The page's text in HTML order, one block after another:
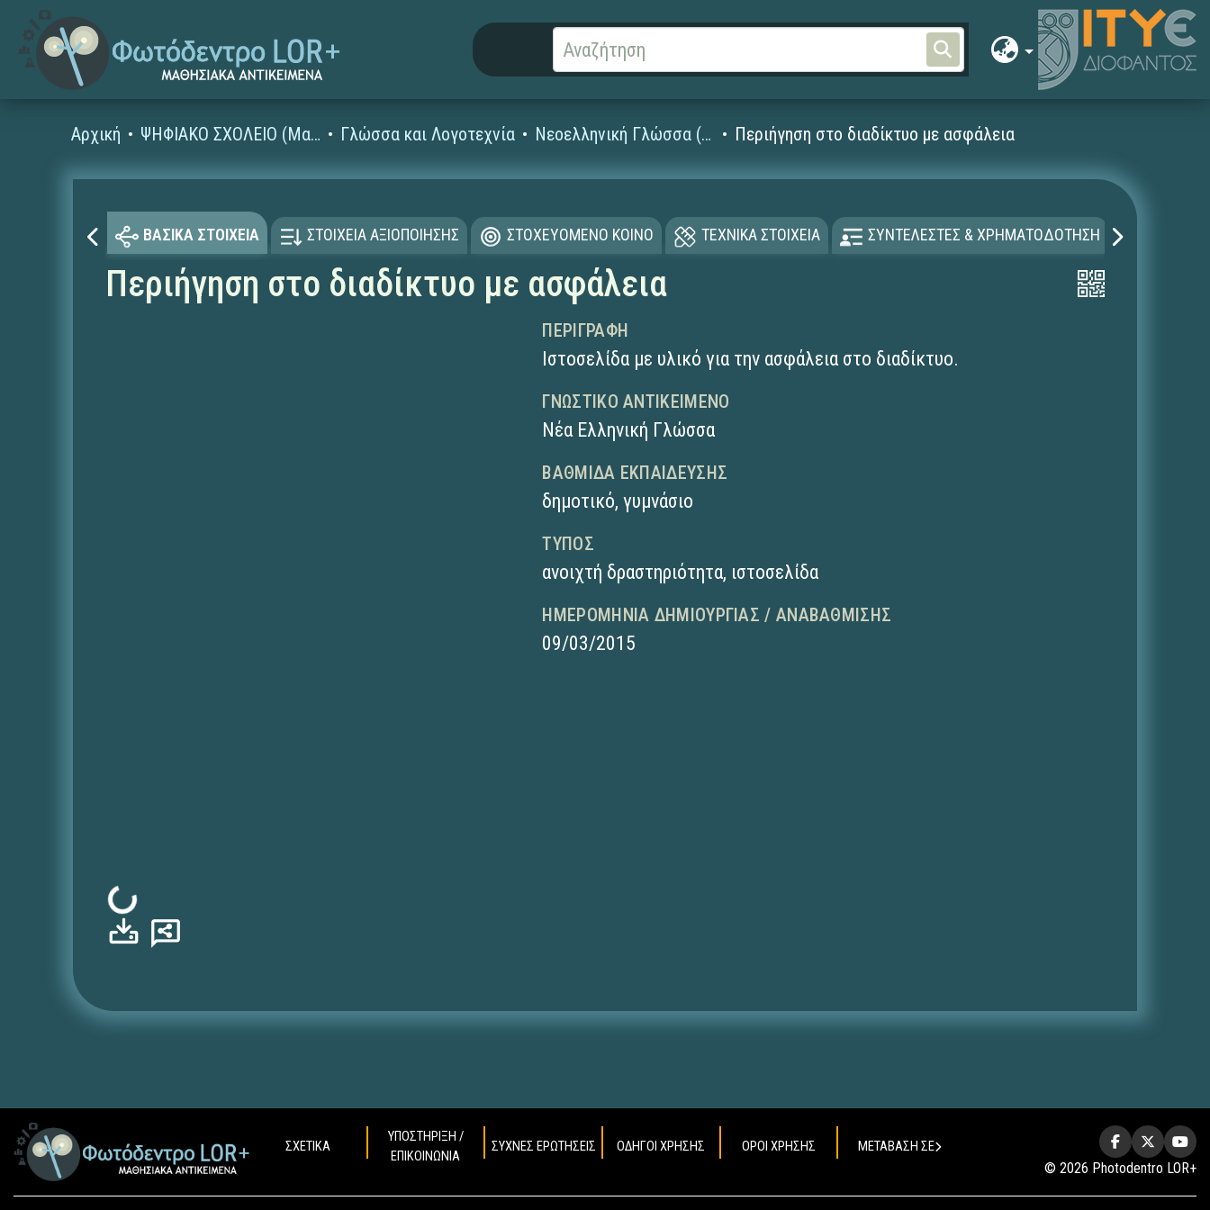
Αρχική ΨΗΦΙΑΚΟ ΣΧΟΛΕΙΟ (Μαθησιακά Αντικείμενα) Γλώσσα και Λογοτεχνία Νεοελληνική Γλώσσα (Γυμνασίου - Λυκείου) Περιήγηση στο διαδίκτυο με ασφάλεια
ΒΑΣΙΚΑ ΣΤΟΙΧΕΙΑ ΣΤΟΙΧΕΙΑ ΑΞΙΟΠΟΙΗΣΗΣ ΣΤΟΧΕΥΟΜΕΝΟ ΚΟΙΝΟ ΤΕΧΝΙΚΑ ΣΤΟΙΧΕΙΑ ΣΥΝΤΕΛΕΣΤΕΣ & ΧΡΗΜΑΤΟΔΟΤΗΣΗ
Περιήγηση στο διαδίκτυο με ασφάλεια
Φόρτωση...
ΠΕΡΙΓΡΑΦΉ
Ιστοσελίδα με υλικό για την ασφάλεια στο διαδίκτυο.
ΓΝΩΣΤΙΚΌ ΑΝΤΙΚΕΊΜΕΝΟ
Νέα Ελληνική Γλώσσα
ΒΑΘΜΊΔΑ ΕΚΠΑΊΔΕΥΣΗΣ
δημοτικό,γυμνάσιο
ΤΎΠΟΣ
ανοιχτή δραστηριότητα, ιστοσελίδα
ΗΜΕΡΟΜΗΝΊΑ ΔΗΜΙΟΥΡΓΊΑΣ / ΑΝΑΒΆΘΜΙΣΗΣ
09/03/2015
ΣΧΕΤΙΚΑ
ΥΠΟΣΤΗΡΙΞΗ /
ΕΠΙΚΟΙΝΩΝΙΑ
ΣΥΧΝΕΣ ΕΡΩΤΗΣΕΙΣ ΟΔΗΓΟΙ ΧΡΗΣΗΣ ΟΡΟΙ ΧΡΗΣΗΣ ΜΕΤΑΒΑΣΗ ΣΕ
© 2026 Photodentro LOR+